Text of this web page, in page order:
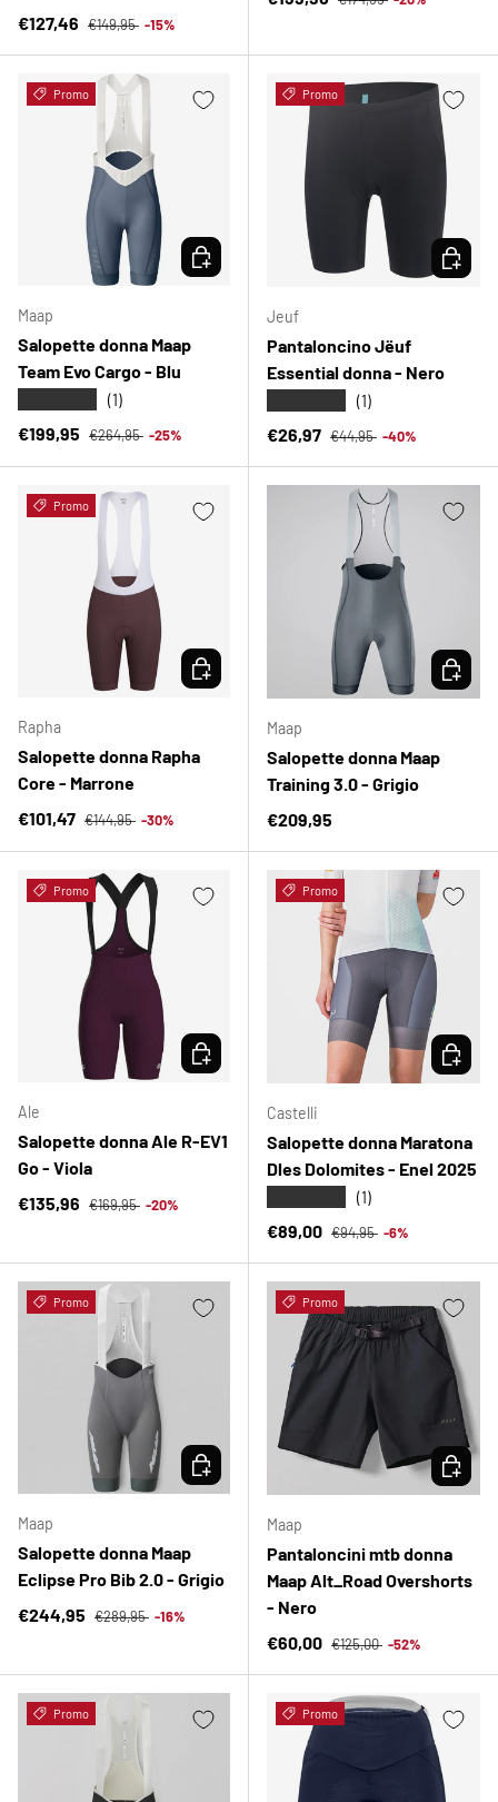
Prezzo di vendita
€127,46 Prezzo normale
€149,95 -15%
Promo
Maap
Salopette donna Maap
Team Evo Cargo - Blu
(1)
Prezzo di vendita
€199,95 Prezzo normale
€264,95 -25%
SCEGLI OPZIONI
Promo
Jeuf
Pantaloncino Jëuf
Essential donna - Nero
(1)
Prezzo di vendita
€26,97 Prezzo normale
€44,95 -40%
SCEGLI
Promo
Rapha
Salopette donna Rapha
Core - Marrone
Prezzo di vendita
€101,47 Prezzo normale
€144,95 -30%
SCEGLI OPZIONI
Maap
Salopette donna Maap
Training 3.0 - Grigio
Prezzo normale
€209,95
SCEGLI
Promo
Ale
Salopette donna Ale R-EV1
Go - Viola
Prezzo di vendita
€135,96 Prezzo normale
€169,95 -20%
SCEGLI OPZIONI
Promo
Castelli
Salopette donna Maratona
Dles Dolomites - Enel 2025
(1)
Prezzo di vendita
€89,00 Prezzo normale
€94,95 -6%
SCEGLI
Promo
Maap
Salopette donna Maap
Eclipse Pro Bib 2.0 - Grigio
Prezzo di vendita
€244,95 Prezzo normale
€289,95 -16%
SCEGLI OPZIONI
Promo
Maap
Pantaloncini mtb donna
Maap Alt_Road Overshorts
- Nero
Prezzo di vendita
€60,00 Prezzo normale
€125,00 -52%
SCEGLI
Promo Promo